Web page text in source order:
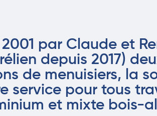
par Claude et
depuis 2017)
de menuisiers, la
service pour tous
et mixte bois-